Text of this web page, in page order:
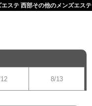
ステ 西部その他のメンズエステ
8/13